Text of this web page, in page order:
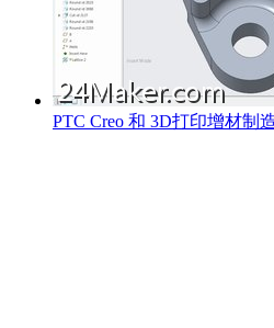
PTC Creo 和 3D打印增材制